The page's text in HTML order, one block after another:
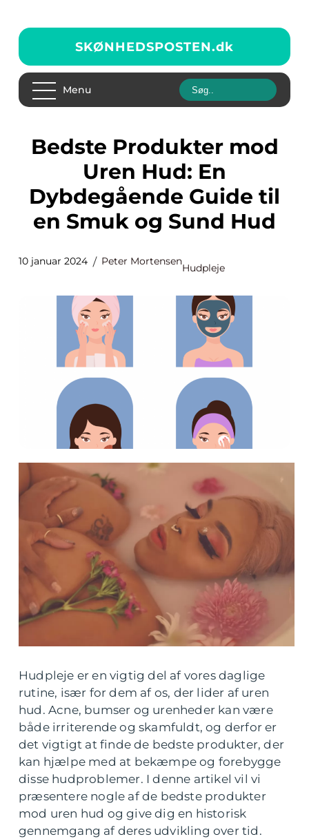
SKØNHEDSPOSTEN.dk
Menu
Bedste Produkter mod
Uren Hud: En
Dybdegående Guide til
en Smuk og Sund Hud
10 januar 2024 Peter Mortensen
Hudpleje
Hudpleje er en vigtig del af vores daglige
rutine, især for dem af os, der lider af uren
hud. Acne, bumser og urenheder kan være
både irriterende og skamfuldt, og derfor er
det vigtigt at finde de bedste produkter, der
kan hjælpe med at bekæmpe og forebygge
disse hudproblemer. I denne artikel vil vi
præsentere nogle af de bedste produkter
mod uren hud og give dig en historisk
gennemgang af deres udvikling over tid.